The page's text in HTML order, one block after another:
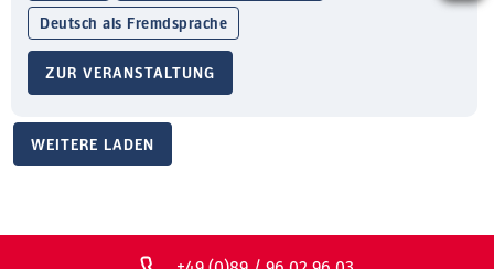
Deutsch als Fremdsprache
ZUR VERANSTALTUNG
WEITERE LADEN